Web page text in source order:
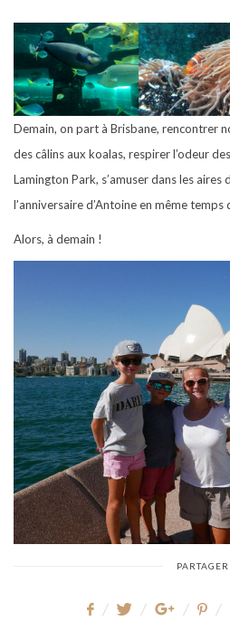
Demain, on part à Brisbane, rencontrer
des câlins aux koalas, respirer l’odeur
Lamington Park, s’amuser dans les
l’anniversaire d’Antoine en même
Alors, à demain !
PARTAGER